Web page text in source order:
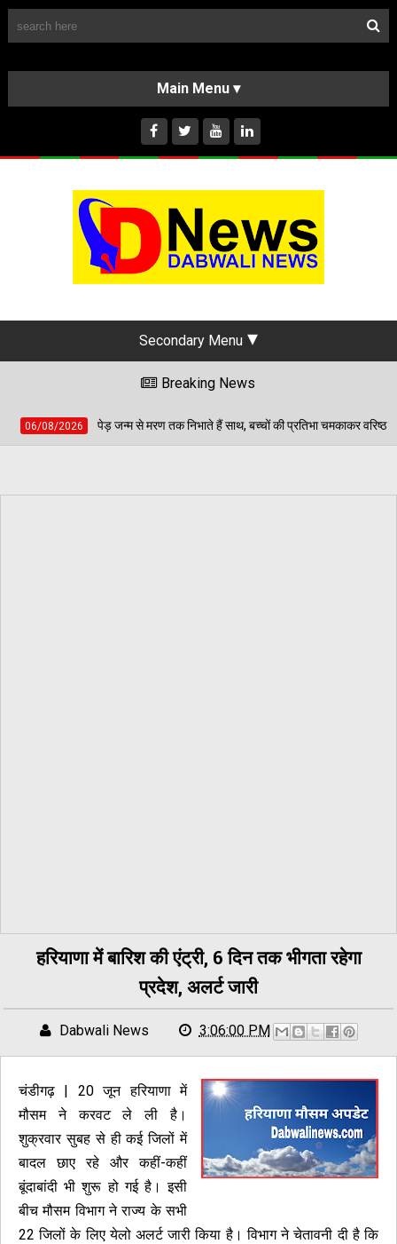
HOME
ABOUT US
INSTAGRAM
Secondary Menu
Breaking News
तक निभाते हैं साथ, बच्चों की प्रतिभा चमकाकर वरिष्ठ नागरिकों ने दिया पर्यावरण
हरियाणा में बारिश की एंट्री, 6 दिन तक भीगता रहेगा
प्रदेश, अलर्ट जारी
Dabwali News 3:06:00 PM
चंडीगढ़ | 20 जून हरियाणा में
मौसम ने करवट ले ली है।
शुक्रवार सुबह से ही कई जिलों में
बादल छाए रहे और कहीं-कहीं
बूंदाबांदी भी शुरू हो गई है। इसी
बीच मौसम विभाग ने राज्य के सभी
22 जिलों के लिए येलो अलर्ट जारी किया है। विभाग ने चेतावनी दी है कि